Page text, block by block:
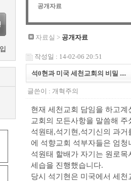
공개자료
자료실 > 공개자료
작성일 : 14-02-06 20:51
석0현과 미국 세천교회의 비밀 ....
글쓴이 : 개혁주의
현재 세천교회 담임을 하고
교회의 모든사항을 말씀해 주
석원태,석기현,석기신의 과
에 석향교회 석부자들은 엄
석원태 할배가 자기는 원로
세습을 진행했습니다.
당시 석기현은 미국에서 세